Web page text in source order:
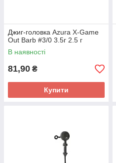
Джиг-головка Azura X-Game
Out Barb #3/0 3.5г 2.5 г
В наявності
81,90 ₴
Купити